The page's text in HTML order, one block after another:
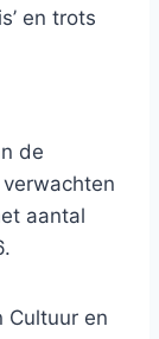
en trots
de
aantal
Cultuur en